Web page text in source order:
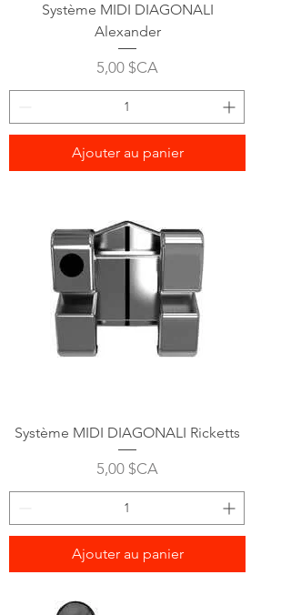
Système MIDI DIAGONALI
Alexander
Prix
5,00 $CA
Ajouter au panier
Système MIDI DIAGONALI Ricketts
Prix
5,00 $CA
Ajouter au panier